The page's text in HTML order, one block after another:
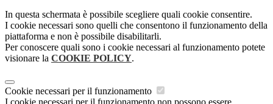
In questa schermata è possibile scegliere quali cookie consentire.
I cookie necessari sono quelli che consentono il funzionamento della
piattaforma e non è possibile disabilitarli.
Per conoscere quali sono i cookie necessari al funzionamento potete
visionare la COOKIE POLICY.
Cookie necessari per il funzionamento